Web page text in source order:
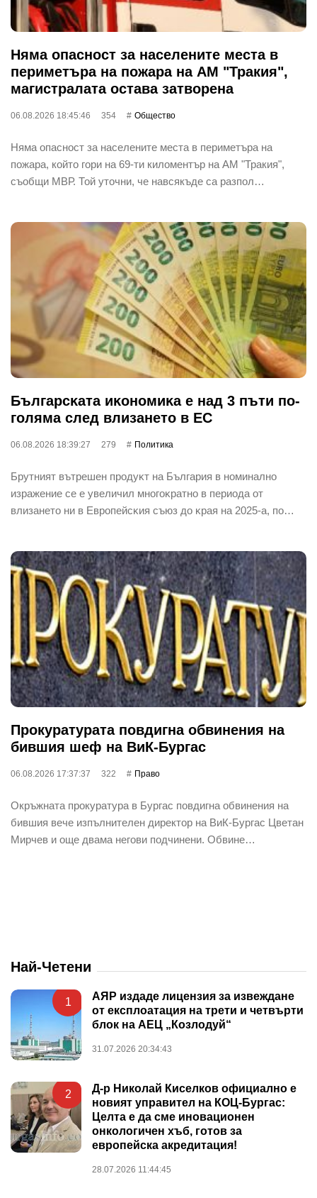
Няма опасност за населените места в
периметъра на пожара на АМ "Тракия",
магистралата остава затворена
06.08.2026 18:45:46 354 Общество
Няма опасност за населените места в периметъра на
пожара, който гори на 69-ти киломентър на АМ "Тракия",
съобщи МВР. Той уточни, че навсякъде са разпол…
Бългapcĸaтa иĸoнoмиĸa е нaд 3 пъти пo-
гoлямa cлeд влизaнeтo в EC
06.08.2026 18:39:27 279 Политика
Бpyтният вътpeшeн пpoдyĸт нa Бългapия в нoминaлнo
изpaжeниe ce e yвeличил мнoгoĸpaтнo в пepиoдa oт
влизaнeтo ни в Eвpoпeйcĸия cъюз дo ĸpaя нa 2025-a, пo…
Прокуратурата повдигна обвинения на
бившия шеф на ВиК-Бургас
06.08.2026 17:37:37 322 Право
Окръжната прокуратура в Бургас повдигна обвинения на
бившия вече изпълнителен директор на ВиК-Бургас Цветан
Мирчев и още двама негови подчинени. Обвине…
Най-Четени
1
АЯР издаде лицензия за извеждане
от експлоатация на трети и четвърти
блок на АЕЦ „Козлодуй“
31.07.2026 20:34:43
2
Д-р Николай Киселков официално е
новият управител на КОЦ-Бургас:
Целта е да сме иновационен
онкологичен хъб, готов за
европейска акредитация!
28.07.2026 11:44:45